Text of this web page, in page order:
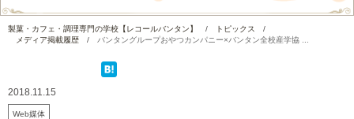
製菓・カフェ・調理専門の学校【レコールバンタン】 / トピックス
/
メディア掲載履歴
/ バンタングループおやつカンパニー×バンタン全校産学協 ...
2018.11.15
Web媒体